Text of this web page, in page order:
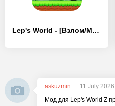
Lep's World - [Взлом/МОД Много денег]
askuzmin
11 July
Мод для Lep's World Z